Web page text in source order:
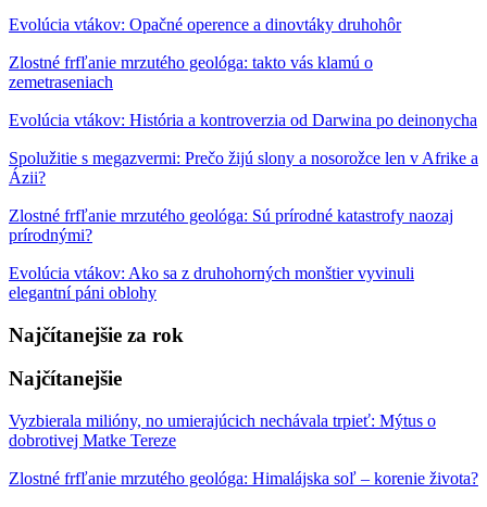
Evolúcia vtákov: Opačné operence a dinovtáky druhohôr
Zlostné frfľanie mrzutého geológa: takto vás klamú o
zemetraseniach
Evolúcia vtákov: História a kontroverzia od Darwina po deinonycha
Spolužitie s megazvermi: Prečo žijú slony a nosorožce len v Afrike a
Ázii?
Zlostné frfľanie mrzutého geológa: Sú prírodné katastrofy naozaj
prírodnými?
Evolúcia vtákov: Ako sa z druhohorných monštier vyvinuli
elegantní páni oblohy
Najčítanejšie za rok
Najčítanejšie
Vyzbierala milióny, no umierajúcich nechávala trpieť: Mýtus o
dobrotivej Matke Tereze
Zlostné frfľanie mrzutého geológa: Himalájska soľ – korenie života?